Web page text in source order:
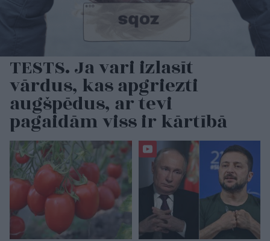
TESTS. Ja vari izlasīt
vārdus, kas apgriezti
augšpēdus, ar tevi
pagaidām viss ir kārtībā